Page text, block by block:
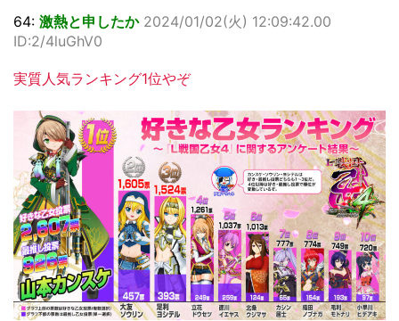
64: 激熱と申したか 2024/01/02(火) 12:09:42.00
ID:2/4luGhV0
実質人気ランキング1位やぞ